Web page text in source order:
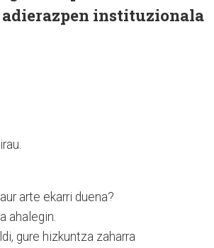
instituzionala
arte ekarri duena?
ahalegin.
gure hizkuntza zaharra